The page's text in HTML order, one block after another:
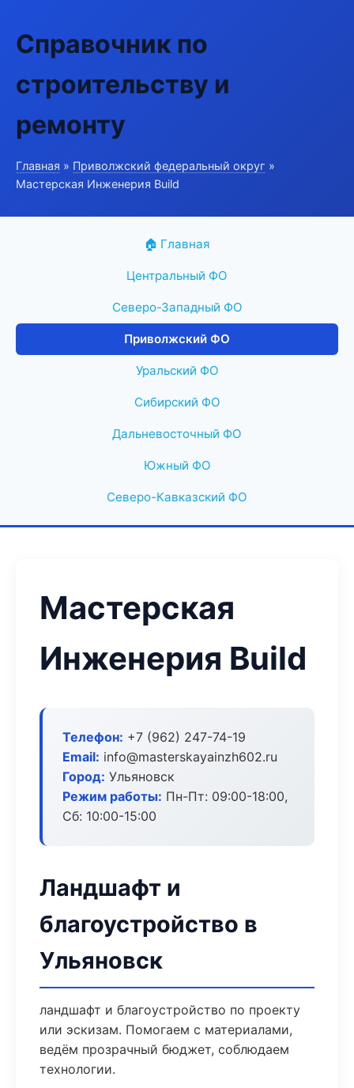
Справочник по
строительству и
ремонту
Главная » Приволжский федеральный округ »
Мастерская Инженерия Build
🏠 Главная
Центральный ФО
Северо-Западный ФО
Приволжский ФО
Уральский ФО
Сибирский ФО
Дальневосточный ФО
Южный ФО
Северо-Кавказский ФО
Мастерская
Инженерия Build
Телефон: +7 (962) 247-74-19
Email: info@masterskayainzh602.ru
Город: Ульяновск
Режим работы: Пн-Пт: 09:00-18:00,
Сб: 10:00-15:00
Ландшафт и
благоустройство в
Ульяновск
ландшафт и благоустройство по проекту
или эскизам. Помогаем с материалами,
ведём прозрачный бюджет, соблюдаем
технологии.